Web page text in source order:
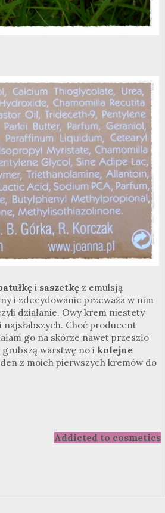
i saszetkę z emulsją
i zdecydowanie przeważa w nim
działanie. Owy krem niestety
Choć producent
go na skórze nawet przeszło
grubszą warstwę no i kolejne
z moich pierwszych kremów do
Addicted to cosmetics